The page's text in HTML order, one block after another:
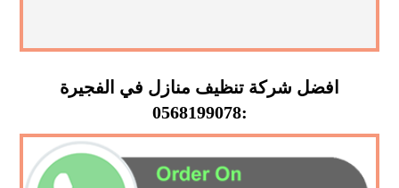
افضل شركة تنظيف منازل في الفجيرة
:0568199078